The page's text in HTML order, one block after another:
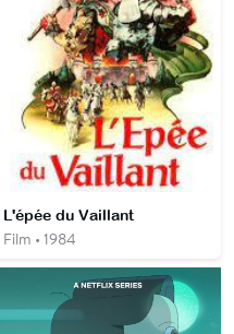
L'épée du Vaillant
Film • 1984